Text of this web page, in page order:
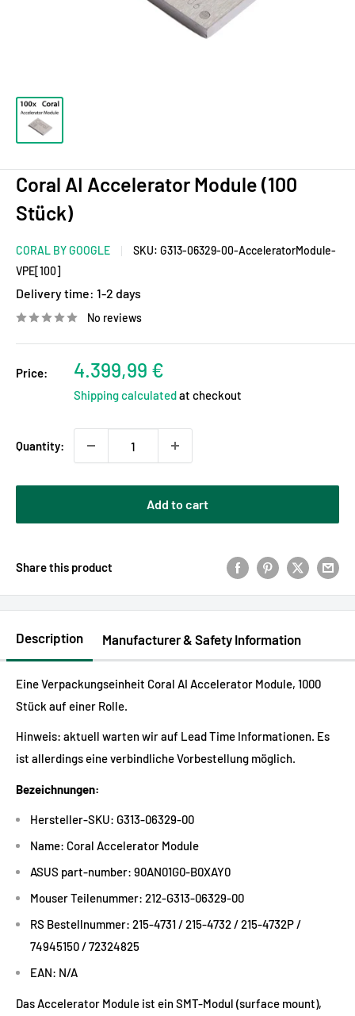
Coral AI Accelerator Module (100
Stück)
CORAL BY GOOGLE SKU: G313-06329-00-AcceleratorModule-
VPE[100]
Delivery time: 1-2 days
No reviews
Price:
Sale
price
4.399,99 €
Shipping calculatedat checkout
Quantity:
Add to cart
Share this product
Description Manufacturer & Safety Information
Eine Verpackungseinheit Coral AI Accelerator Module, 1000
Stück auf einer Rolle.
Hinweis: aktuell warten wir auf Lead Time Informationen. Es
ist allerdings eine verbindliche Vorbestellung möglich.
Bezeichnungen:
Hersteller-SKU: G313-06329-00
Name: Coral Accelerator Module
ASUS part-number: 90AN01G0-B0XAY0
Mouser Teilenummer: 212-G313-06329-00
RS Bestellnummer: 215-4731 / 215-4732 / 215-4732P /
74945150 / 72324825
EAN: N/A
Das Accelerator Module ist ein SMT-Modul (surface mount),